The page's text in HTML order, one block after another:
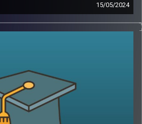
15/05/2024
בליל ה- 14 באפריל, בזמן שאנחנו
הטילים והכטב"מים מאיראן , היו כאלו
ברשתות החברתיות הופצו תמונות
להצטייד במצרכים ושתייה ואפילו
אז מה כל זה אומר על מה שקורה באיראן